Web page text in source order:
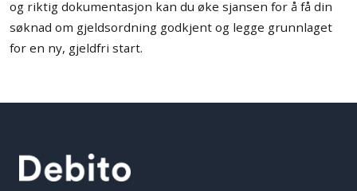
og riktig dokumentasjon kan du øke sjansen for å få din
søknad om gjeldsordning godkjent og legge grunnlaget
for en ny, gjeldfri start.